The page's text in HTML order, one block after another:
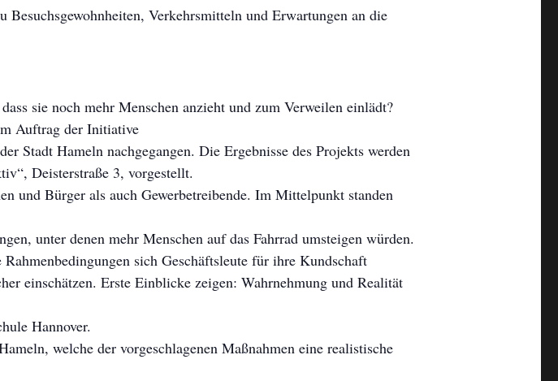
Verkehrsmitteln und Erwartungen an die
sie noch mehr Menschen anzieht und zum Verweilen einlädt?
Auftrag der Initiative
Stadt Hameln nachgegangen. Die Ergebnisse des Projekts werden
Deisterstraße 3, vorgestellt.
und Bürger als auch Gewerbetreibende. Im Mittelpunkt standen
unter denen mehr Menschen auf das Fahrrad umsteigen würden.
sich Geschäftsleute für ihre Kundschaft
einschätzen. Erste Einblicke zeigen: Wahrnehmung und Realität
Hannover.
welche der vorgeschlagenen Maßnahmen eine realistische